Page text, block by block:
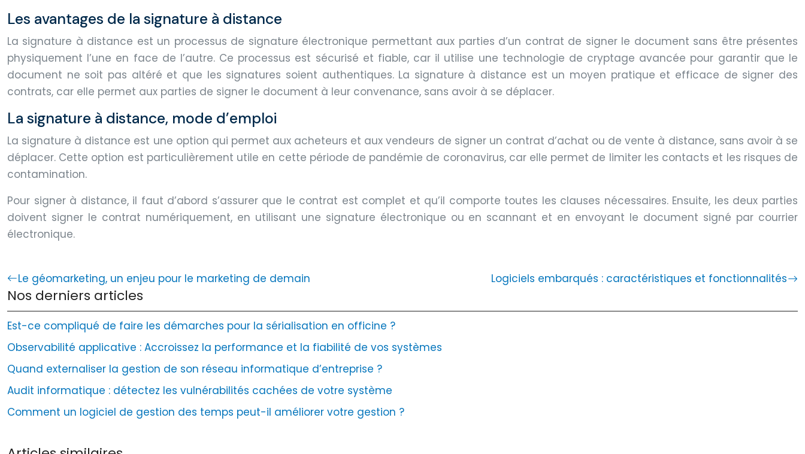
Les avantages de la signature à distance
La signature à distance est un processus de signature électronique permettant aux parties d’un contrat de signer le document sans être présentes
physiquement l’une en face de l’autre. Ce processus est sécurisé et fiable, car il utilise une technologie de cryptage avancée pour garantir que le
document ne soit pas altéré et que les signatures soient authentiques. La signature à distance est un moyen pratique et efficace de signer des
contrats, car elle permet aux parties de signer le document à leur convenance, sans avoir à se déplacer.
La signature à distance, mode d’emploi
La signature à distance est une option qui permet aux acheteurs et aux vendeurs de signer un contrat d’achat ou de vente à distance, sans avoir à se
déplacer. Cette option est particulièrement utile en cette période de pandémie de coronavirus, car elle permet de limiter les contacts et les risques de
contamination.
Pour signer à distance, il faut d’abord s’assurer que le contrat est complet et qu’il comporte toutes les clauses nécessaires. Ensuite, les deux parties
doivent signer le contrat numériquement, en utilisant une signature électronique ou en scannant et en envoyant le document signé par courrier
électronique.
Le géomarketing, un enjeu pour le marketing de demain Logiciels embarqués : caractéristiques et fonctionnalités
Nos derniers articles
Est-ce compliqué de faire les démarches pour la sérialisation en officine ?
Observabilité applicative : Accroissez la performance et la fiabilité de vos systèmes
Quand externaliser la gestion de son réseau informatique d’entreprise ?
Audit informatique : détectez les vulnérabilités cachées de votre système
Comment un logiciel de gestion des temps peut-il améliorer votre gestion ?